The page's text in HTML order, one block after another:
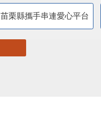
苗栗縣攜手串連愛心平台